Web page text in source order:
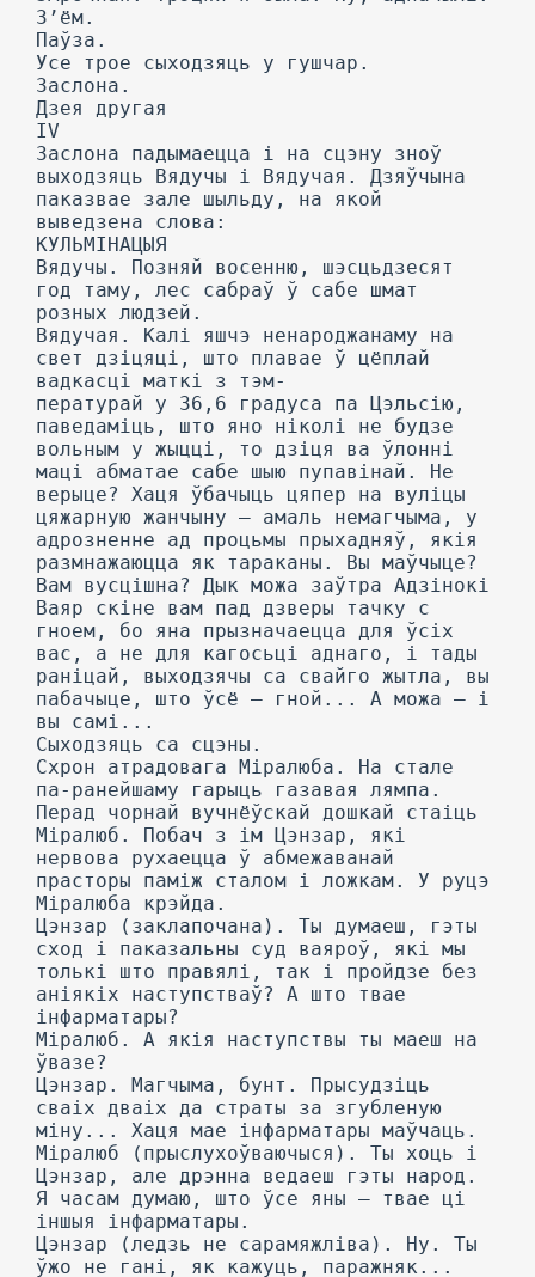
З’ём.
Паўза.
Усе трое сыходзяць у гушчар.
Заслона.
Дзея другая
IV
Заслона падымаецца і на сцэну зноў
выходзяць Вядучы і Вядучая. Дзяўчына
паказвае зале шыльду, на якой
выведзена слова:
КУЛЬМІНАЦЫЯ
Вядучы. Позняй восенню, шэсцьдзесят
год таму, лес сабраў ў сабе шмат
розных людзей.
Вядучая. Калі яшчэ ненароджанаму на
свет дзіцяці, што плавае ў цёплай
вадкасці маткі з тэм-
пературай у 36,6 градуса па Цэльсію,
паведаміць, што яно ніколі не будзе
вольным у жыцці, то дзіця ва ўлонні
маці абматае сабе шыю пупавінай. He
верыце? Хаця ўбачыць цяпер на вуліцы
цяжарную жанчыну — амаль немагчыма, у
адрозненне ад процьмы прыхадняў, якія
размнажаюцца як тараканы. Вы маўчыце?
Вам вусцішна? Дык можа заўтра Адзінокі
Ваяр скіне вам пад дзверы тачку с
гноем, бо яна прызначаецца для ўсіх
вас, а не для кагосьці аднаго, і тады
раніцай, выходзячы са свайго жытла, вы
пабачыце, што ўсё — гной... А можа — і
вы самі...
Сыходзяць са сцэны.
Схрон атрадовага Міралюба. На стале
па-ранейшаму гарыць газавая лямпа.
Перад чорнай вучнёўскай дошкай стаіць
Міралюб. Побач з ім Цэнзар, які
нервова рухаецца ў абмежаванай
прасторы паміж сталом і ложкам. У руцэ
Міралюба крэйда.
Цэнзар (заклапочана). Ты думаеш, гэты
сход і паказальны суд ваяроў, які мы
толькі што правялі, так і пройдзе без
аніякіх наступстваў? А што твае
інфарматары?
Міралюб. А якія наступствы ты маеш на
ўвазе?
Цэнзар. Магчыма, бунт. Прысудзіць
сваіх дваіх да страты за згубленую
міну... Хаця мае інфарматары маўчаць.
Міралюб (прыслухоўваючыся). Ты хоць і
Цэнзар, але дрэнна ведаеш гэты народ.
Я часам думаю, што ўсе яны — твае ці
іншыя інфарматары.
Цэнзар (ледзь не сарамяжліва). Ну. Ты
ўжо не гані, як кажуць, паражняк...